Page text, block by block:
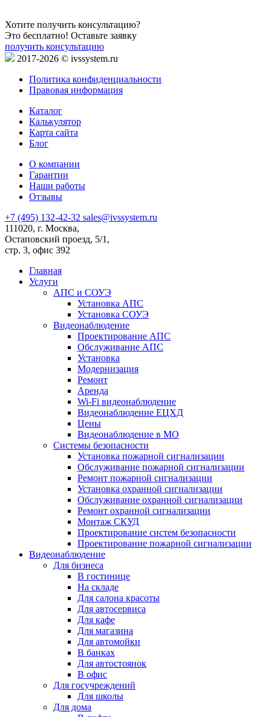
Хотите получить консультацию?
Это бесплатно! Оставьте заявку
получить консультацию
2017-2026 © ivssystem.ru
Политика конфиденциальности
Правовая информация
Каталог
Калькулятор
Карта сайта
Блог
О компании
Гарантии
Наши работы
Отзывы
+7 (495) 132-42-32 sales@ivssystem.ru
111020, г. Москва,
Остаповский проезд, 5/1,
стр. 3, офис 392
Главная
Услуги
АПС и СОУЭ
Установка АПС
Установка СОУЭ
Видеонаблюдение
Проектирование АПС
Обслуживание АПС
Установка
Модернизация
Ремонт
Аренда
Wi-Fi видеонаблюдение
Видеонаблюдение ЕЦХД
Цены
Видеонаблюдение в МО
Системы безопасности
Установка пожарной сигнализации
Обслуживание пожарной сигнализации
Ремонт пожарной сигнализации
Установка охранной сигнализации
Обслуживание охранной сигнализации
Ремонт охранной сигнализации
Монтаж СКУД
Проектирование систем безопасности
Проектирование пожарной сигнализации
Видеонаблюдение
Для бизнеса
В гостинице
На складе
Для салона красоты
Для автосервиса
Для кафе
Для магазина
Для автомойки
В банках
Для автостоянок
В офис
Для госучреждений
Для школы
Для дома